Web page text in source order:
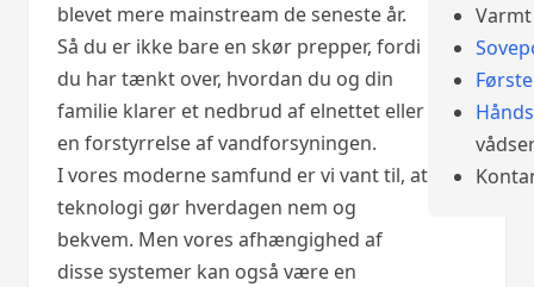
blevet mere mainstream de seneste år.
Så du er ikke bare en skør prepper, fordi
du har tænkt over, hvordan du og din
familie klarer et nedbrud af elnettet eller
en forstyrrelse af vandforsyningen.
I vores moderne samfund er vi vant til, at
teknologi gør hverdagen nem og
bekvem. Men vores afhængighed af
disse systemer kan også være en